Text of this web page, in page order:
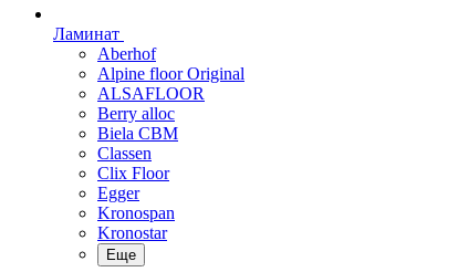
Ламинат
Aberhof
Alpine floor Original
ALSAFLOOR
Berry alloc
Biela CBM
Classen
Clix Floor
Egger
Kronospan
Kronostar
Еще